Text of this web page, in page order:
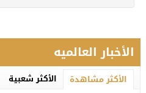
الأخبار العالميه
الأكثر مشاهدة الأكثر شعبية